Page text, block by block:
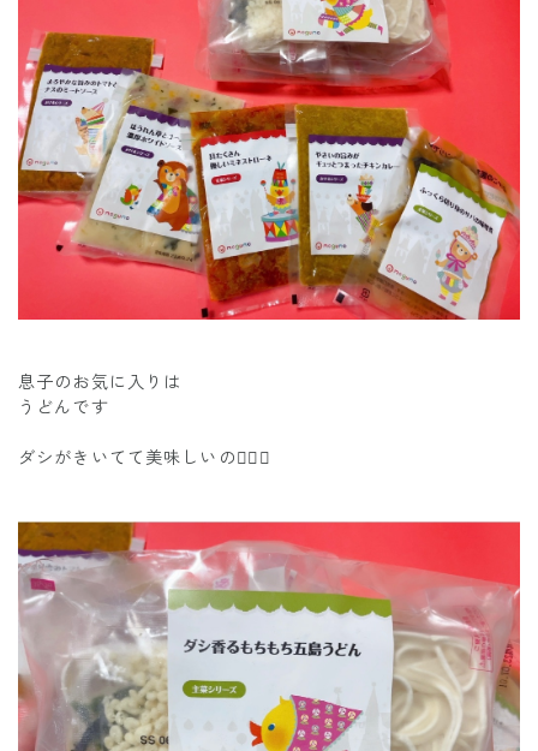
息子のお気に入りは
うどんです
ダシがきいてて美味しいの😮‍💨✨